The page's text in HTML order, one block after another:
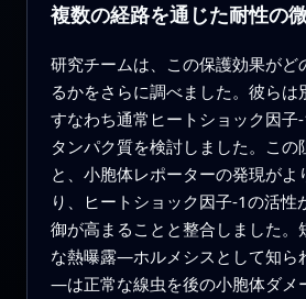
複数の経路を通じた耐性の
研究チームは、この保護効果がど
るかをさらに調べました。彼らは
すなわち通常ヒートショック因子
タンパク質を検討しました。この
と、小胞体レポーターの発現がよ
り、ヒートショック因子‑1の活性
御が高まることと整合しました。
な熱曝露—ホルメシスとして知ら
—は正常な線虫を後の小胞体ダメ